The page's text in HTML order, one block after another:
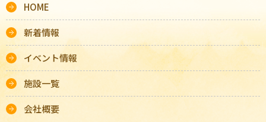
HOME
新着情報
イベント情報
施設一覧
会社概要